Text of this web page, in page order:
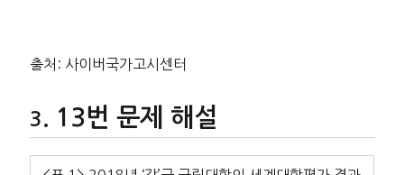
출처: 사이버국가고시센터
13번 문제 해설